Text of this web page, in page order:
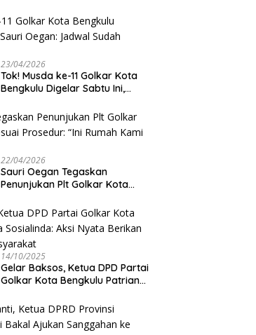
Jangan Asbun!
23/04/2026
‎Tok! Musda ke-11 Golkar Kota
Bengkulu Digelar Sabtu Ini,
Disetujui
22/04/2026
Sauri Oegan Tegaskan
Penunjukan Plt Golkar Kota
Rumah Kami Sendiri”
14/10/2025
‎Gelar Baksos, Ketua DPD Partai
Golkar Kota Bengkulu Patriana
Manfaat bagi Masyarakat